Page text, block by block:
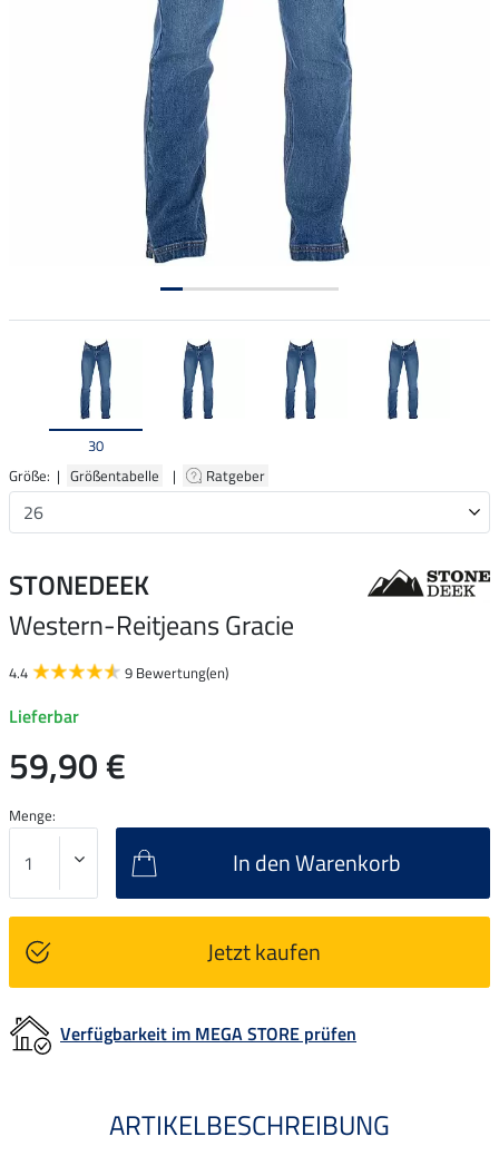
30
Größe: | Größentabelle | Ratgeber
STONEDEEK
Western-Reitjeans Gracie
4.4 9 Bewertung(en)
Lieferbar
59,90 €
Menge:
In den Warenkorb
Jetzt kaufen
Verfügbarkeit im MEGA STORE prüfen
ARTIKELBESCHREIBUNG